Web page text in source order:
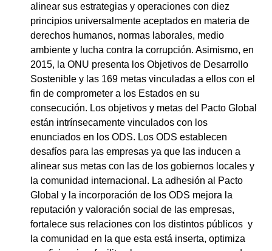
alinear sus estrategias y operaciones con diez
principios universalmente aceptados en materia de
derechos humanos, normas laborales, medio
ambiente y lucha contra la corrupción. Asimismo, en
2015, la ONU presenta los Objetivos de Desarrollo
Sostenible y las 169 metas vinculadas a ellos con el
fin de comprometer a los Estados en su
consecución. Los objetivos y metas del Pacto Global
están intrínsecamente vinculados con los
enunciados en los ODS. Los ODS establecen
desafíos para las empresas ya que las inducen a
alinear sus metas con las de los gobiernos locales y
la comunidad internacional. La adhesión al Pacto
Global y la incorporación de los ODS mejora la
reputación y valoración social de las empresas,
fortalece sus relaciones con los distintos públicos y
la comunidad en la que esta está inserta, optimiza